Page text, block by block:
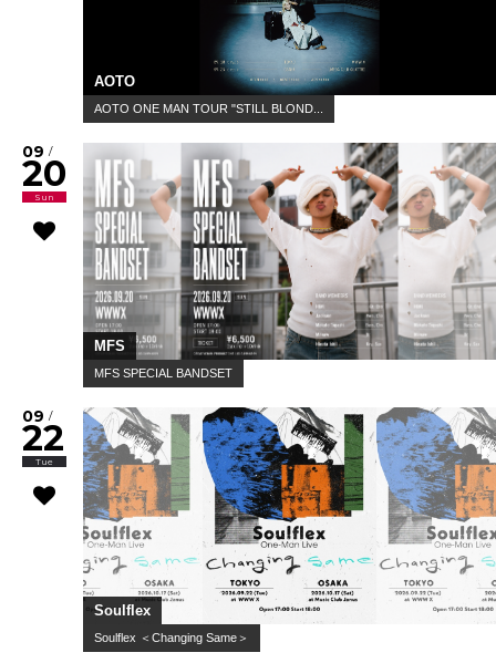
AOTO
AOTO ONE MAN TOUR "STILL BLOND...
09 /
20
Sun
MFS
MFS SPECIAL BANDSET
09 /
22
Tue
Soulflex
Soulflex ＜Changing Same＞